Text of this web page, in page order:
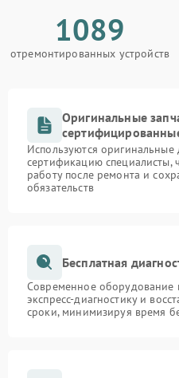
1089
отремонтированных устройств
Оригинальные
Используются
сертификацию специалисты,
работу после ремонта и
обязательств
Бесплатная
Современное оборудование
экспресс-диагностику и
сроки, минимизируя время